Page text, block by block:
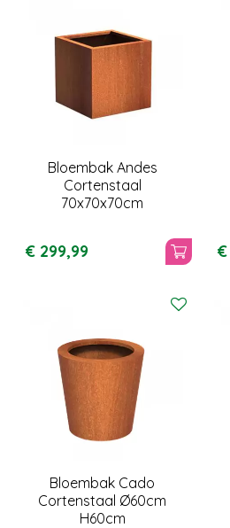
Bloembak Andes
Cortenstaal
70x70x70cm
€ 299,99 €
Bloembak Cado
Cortenstaal Ø60cm
H60cm